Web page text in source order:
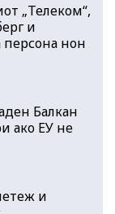
„Телеком“,
и
персона нон
Балкан
ако ЕУ не
и